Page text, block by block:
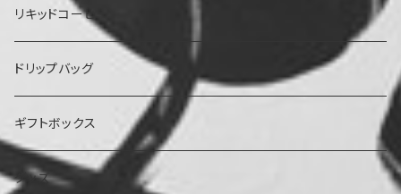
マイルド
中深煎り
ほろ苦
深煎り
ストロング
浅煎り
中煎り
マイルド
ほろ苦
中深煎り
ほろ苦
深煎り
浅煎り
リキッドコーヒー
ドリップバッグ
ギフトボックス
グッズ